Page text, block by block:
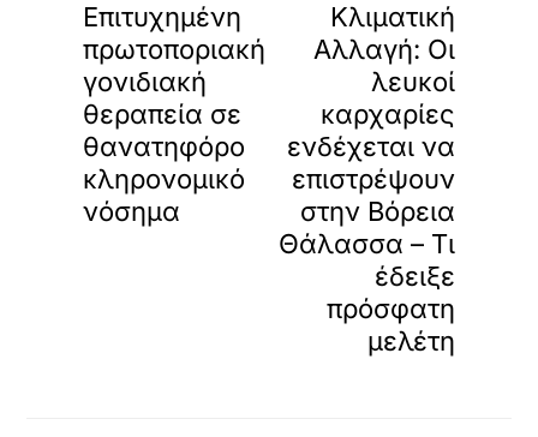
Επιτυχημένη
πρωτοποριακή
γονιδιακή
θεραπεία σε
θανατηφόρο
κληρονομικό
νόσημα
Κλιματική
Αλλαγή: Οι
λευκοί
καρχαρίες
ενδέχεται να
επιστρέψουν
στην Βόρεια
Θάλασσα – Τι
έδειξε
πρόσφατη
μελέτη